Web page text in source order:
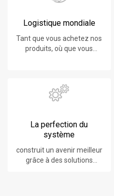
Logistique mondiale
Tant que vous achetez nos
produits, où que vous
La perfection du
système
construit un avenir meilleur
grâce à des solutions